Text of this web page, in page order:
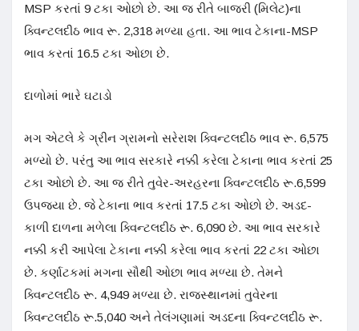
MSP કરતાં 9 ટકા ઓછો છે. આ જ રીતે બાજરી (મિલેટ)ના
ક્વિન્ટલદીઠ ભાવ રૂ. 2,318 મળ્યા હતા. આ ભાવ ટેકાના-MSP
ભાવ કરતાં 16.5 ટકા ઓછા છે.
દાળોમાં ભારે ઘટાડો
મગ એટલે કે ગ્રીન ગ્રામનો સરેરાશ ક્વિન્ટલદીઠ ભાવ રૂ. 6,575
મળ્યો છે. પરંતુ આ ભાવ સરકારે નક્કી કરેલા ટેકાના ભાવ કરતાં 25
ટકા ઓછો છે. આ જ રીતે તુવેર-અરહરના ક્વિન્ટલદીઠ રૂ.6,599
ઉપજ્યા છે. જે ટેકાના ભાવ કરતાં 17.5 ટકા ઓછો છે. અડદ-
કાળી દાળના મળેલા ક્વિન્ટલદીઠ રૂ. 6,090 છે. આ ભાવ સરકારે
નક્કી કરી આપેલા ટેકાના નક્કી કરેલા ભાવ કરતાં 22 ટકા ઓછા
છે. કર્ણાટકમાં મગના સૌથી ઓછા ભાવ મળ્યા છે. તેમને
ક્વિન્ટલદીઠ રૂ. 4,949 મળ્યા છે. રાજસ્થાનમાં તુવેરના
ક્વિન્ટલદીઠ રૂ.5,040 અને તેલંગણામાં અડદના ક્વિન્ટલદીઠ રૂ.